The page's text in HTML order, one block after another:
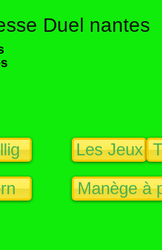
Duel nantes
Les Jeux
Manège à